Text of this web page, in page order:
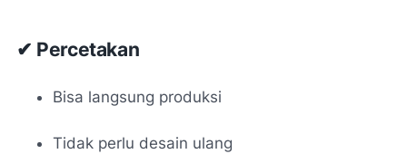
✔ Percetakan
Bisa langsung produksi
Tidak perlu desain ulang